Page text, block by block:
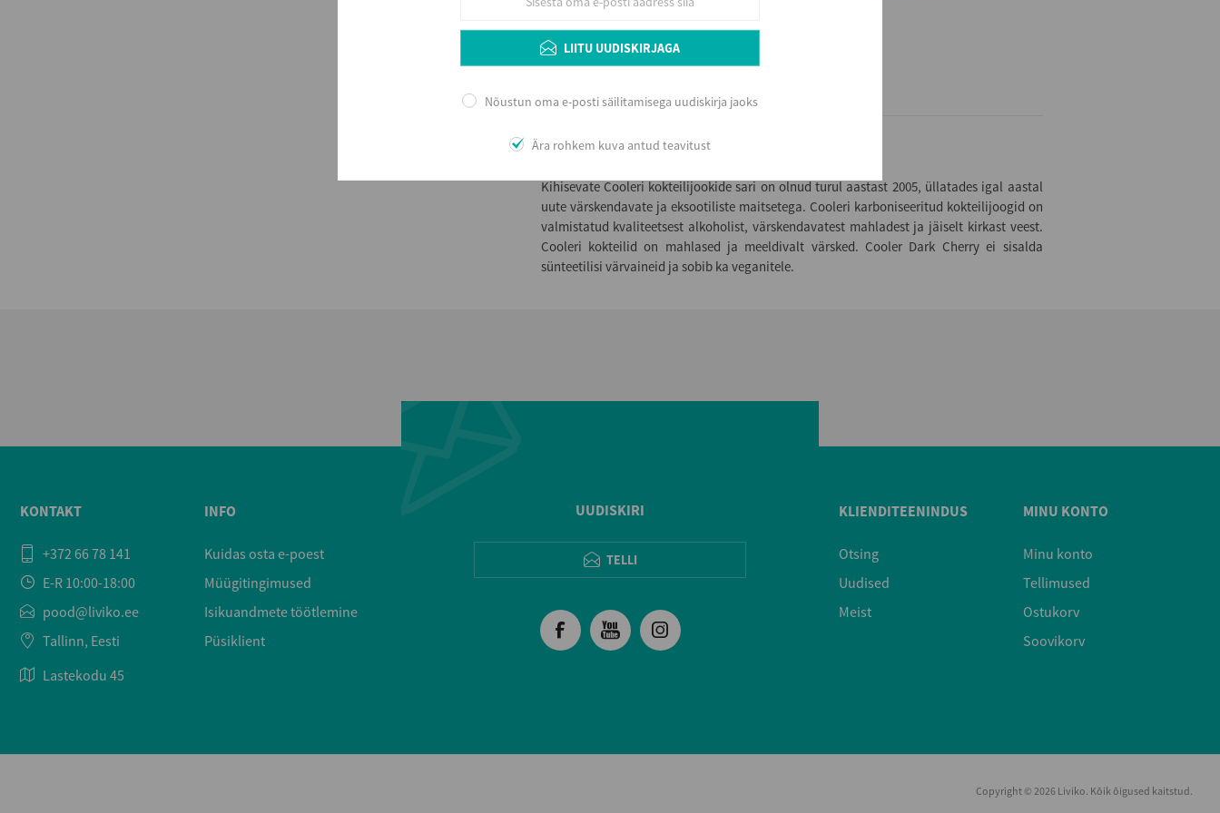
Alkoholi sisaldus
4
Serveerimine
Tarbida jahutatult.
Kihisevate Cooleri kokteilijookide sari on olnud turul aastast 2005, üllatades igal aastal
uute värskendavate ja eksootiliste maitsetega. Cooleri karboniseeritud kokteilijoogid on
valmistatud kvaliteetsest alkoholist, värskendavatest mahladest ja jäiselt kirkast veest.
Cooleri kokteilid on mahlased ja meeldivalt värsked. Cooler Dark Cherry ei sisalda
sünteetilisi värvaineid ja sobib ka veganitele.
UUDISKIRI
TELLI
KONTAKT
+372 66 78 141
E-R 10:00-18:00
pood@liviko.ee
Tallinn, Eesti
Lastekodu 45
INFO
Kuidas osta e-poest
Müügitingimused
Isikuandmete töötlemine
Püsiklient
KLIENDITEENINDUS
Otsing
Uudised
Meist
MINU KONTO
Minu konto
Tellimused
Ostukorv
Soovikorv
Copyright © 2026 Liviko. Kõik õigused kaitstud.
LIITU UUDISKIRJAGA
Nõustun oma e-posti säilitamisega uudiskirja jaoks
Ära rohkem kuva antud teavitust